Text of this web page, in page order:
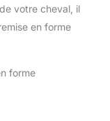
votre cheval, il
en forme
forme